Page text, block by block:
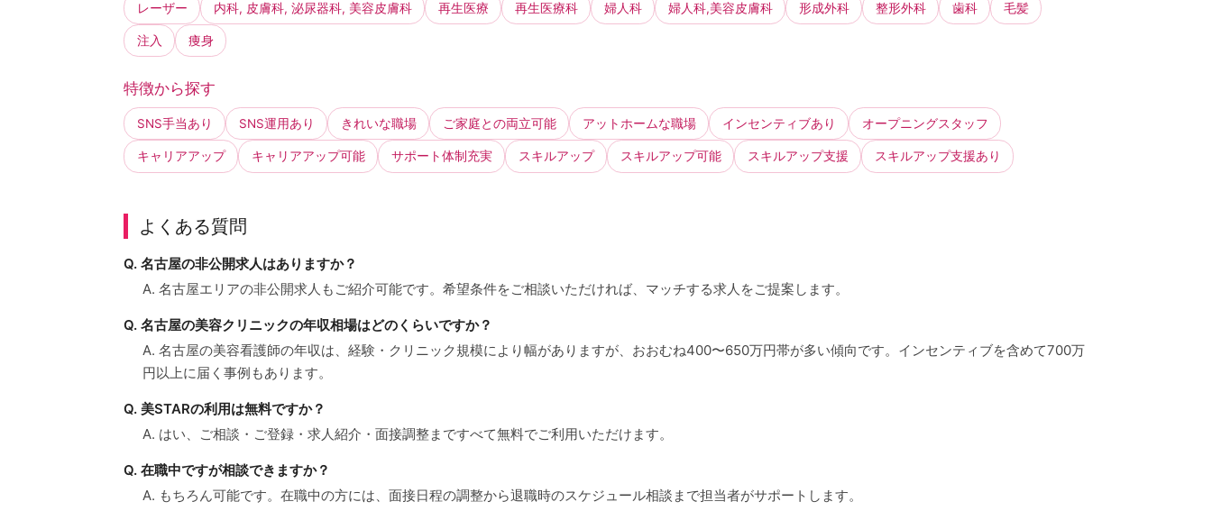
レーザー 内科, 皮膚科, 泌尿器科, 美容皮膚科 再生医療 再生医療科 婦人科 婦人科,美容皮膚科 形成外科 整形外科 歯科 毛髪
注入 痩身
特徴から探す
SNS手当あり SNS運用あり きれいな職場 ご家庭との両立可能 アットホームな職場 インセンティブあり オープニングスタッフ
キャリアアップ キャリアアップ可能 サポート体制充実 スキルアップ スキルアップ可能 スキルアップ支援 スキルアップ支援あり
よくある質問
Q. 名古屋の非公開求人はありますか？
A. 名古屋エリアの非公開求人もご紹介可能です。希望条件をご相談いただければ、マッチする求人をご提案します。
Q. 名古屋の美容クリニックの年収相場はどのくらいですか？
A. 名古屋の美容看護師の年収は、経験・クリニック規模により幅がありますが、おおむね400〜650万円帯が多い傾向です。インセンティブを含めて700万
円以上に届く事例もあります。
Q. 美STARの利用は無料ですか？
A. はい、ご相談・ご登録・求人紹介・面接調整まですべて無料でご利用いただけます。
Q. 在職中ですが相談できますか？
A. もちろん可能です。在職中の方には、面接日程の調整から退職時のスケジュール相談まで担当者がサポートします。